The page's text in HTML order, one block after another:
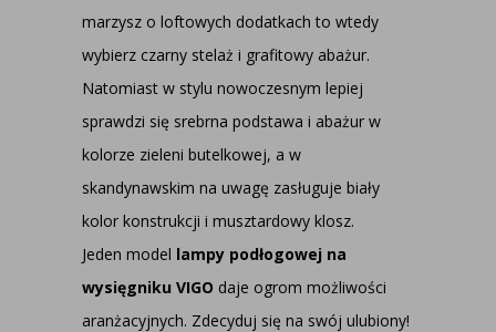
marzysz o loftowych dodatkach to wtedy
wybierz czarny stelaż i grafitowy abażur.
Natomiast w stylu nowoczesnym lepiej
sprawdzi się srebrna podstawa i abażur w
kolorze zieleni butelkowej, a w
skandynawskim na uwagę zasługuje biały
kolor konstrukcji i musztardowy klosz.
Jeden model lampy podłogowej na
wysięgniku VIGO daje ogrom możliwości
aranżacyjnych. Zdecyduj się na swój ulubiony!